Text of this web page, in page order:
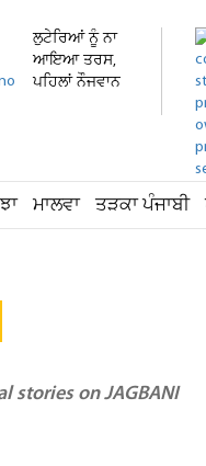
ਲੁਟੇਰਿਆਂ ਨੂੰ ਨਾ
ਆਇਆ ਤਰਸ,
ਪਹਿਲਾਂ ਨੌਜਵਾਨ
ਮਾਲਵਾ ਤੜਕਾ ਪੰਜਾਬੀ
stories on JAGBANI